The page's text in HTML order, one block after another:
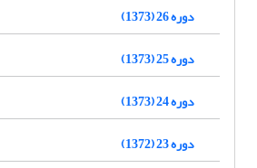
دوره 26 (1373)
دوره 25 (1373)
دوره 24 (1373)
دوره 23 (1372)